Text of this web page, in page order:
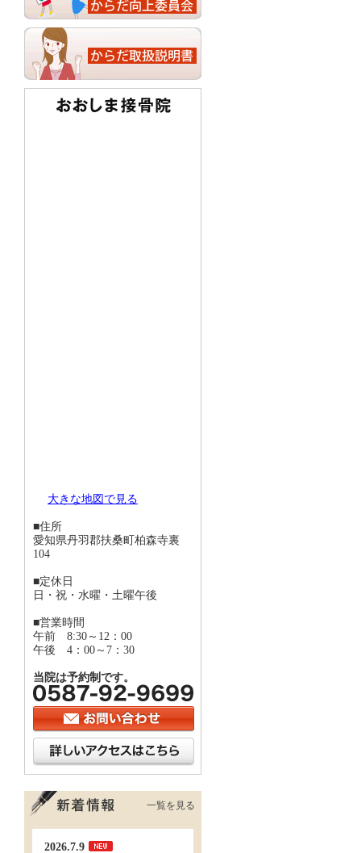
大きな地図で見る
■住所
愛知県丹羽郡扶桑町柏森寺裏
104
■定休日
日・祝・水曜・土曜午後
■営業時間
午前 8:30～12：00
午後 4：00～7：30
当院は予約制です。
一覧を見る
2026.7.9